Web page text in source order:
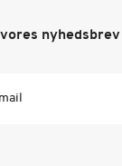
nyhedsbrev